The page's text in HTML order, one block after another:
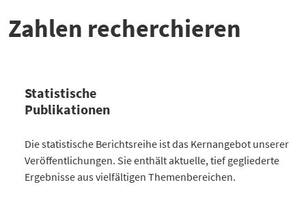
Zahlen recherchieren
Statistische
Publikationen
Kategorie
Anzahl Publikationen
Bevölkerung 30
Gesellschaft 64
Die statistische Berichtsreihe ist das Kernangebot unserer
Veröffentlichungen. Sie enthält aktuelle, tief gegliederte
Ergebnisse aus vielfältigen Themenbereichen.